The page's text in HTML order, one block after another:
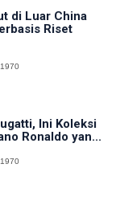
di Luar China
Riset
Ini Koleksi
Ronaldo yan...